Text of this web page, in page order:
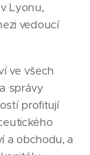
Lyonu,
vedoucí
ve všech
správy
profitují
a obchodu, a